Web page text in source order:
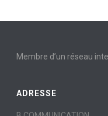
Membre d’un réseau
ADRESSE